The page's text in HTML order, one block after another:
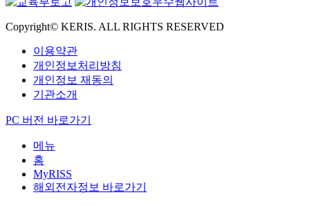
Copyright© KERIS. ALL RIGHTS RESERVED
이용약관
개인정보처리방침
개인정보 재동의
기관소개
PC 버전 바로가기
메뉴
홈
MyRISS
해외전자정보 바로가기